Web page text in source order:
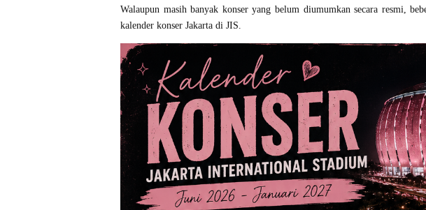
Walaupun masih banyak konser yang belum diumumkan secara resmi,
kalender konser Jakarta di JIS.